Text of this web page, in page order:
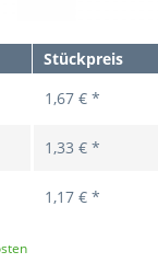
Stückpreis
1,67 € *
1,33 € *
1,17 € *